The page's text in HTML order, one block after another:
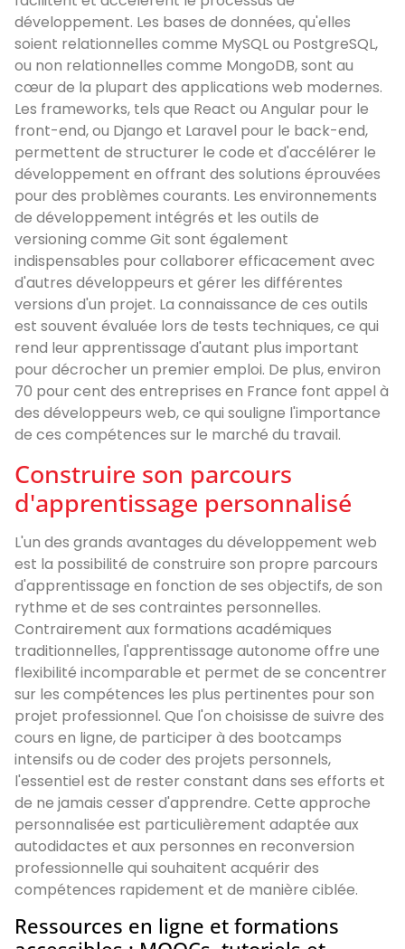
développement. Les bases de données, qu'elles
soient relationnelles comme MySQL ou PostgreSQL,
ou non relationnelles comme MongoDB, sont au
cœur de la plupart des applications web modernes.
Les frameworks, tels que React ou Angular pour le
front-end, ou Django et Laravel pour le back-end,
permettent de structurer le code et d'accélérer le
développement en offrant des solutions éprouvées
pour des problèmes courants. Les environnements
de développement intégrés et les outils de
versioning comme Git sont également
indispensables pour collaborer efficacement avec
d'autres développeurs et gérer les différentes
versions d'un projet. La connaissance de ces outils
est souvent évaluée lors de tests techniques, ce qui
rend leur apprentissage d'autant plus important
pour décrocher un premier emploi. De plus, environ
70 pour cent des entreprises en France font appel à
des développeurs web, ce qui souligne l'importance
de ces compétences sur le marché du travail.
Construire son parcours
d'apprentissage personnalisé
L'un des grands avantages du développement web
est la possibilité de construire son propre parcours
d'apprentissage en fonction de ses objectifs, de son
rythme et de ses contraintes personnelles.
Contrairement aux formations académiques
traditionnelles, l'apprentissage autonome offre une
flexibilité incomparable et permet de se concentrer
sur les compétences les plus pertinentes pour son
projet professionnel. Que l'on choisisse de suivre des
cours en ligne, de participer à des bootcamps
intensifs ou de coder des projets personnels,
l'essentiel est de rester constant dans ses efforts et
de ne jamais cesser d'apprendre. Cette approche
personnalisée est particulièrement adaptée aux
autodidactes et aux personnes en reconversion
professionnelle qui souhaitent acquérir des
compétences rapidement et de manière ciblée.
Ressources en ligne et formations